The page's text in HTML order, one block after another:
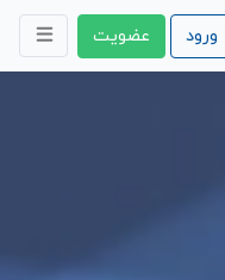
ورود عضویت